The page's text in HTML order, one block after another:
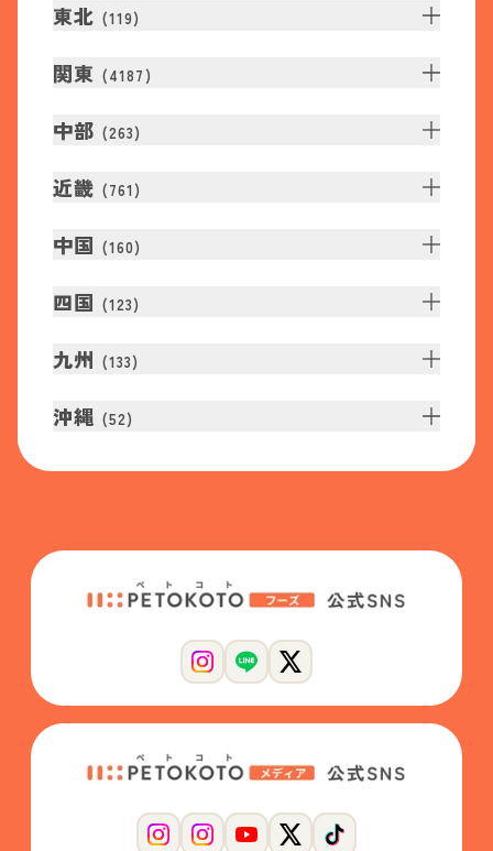
東北 (119)
関東 (4187 )
中部 (263)
近畿 (761 )
中国 (160)
四国 (123)
九州 (133)
沖縄 (52)